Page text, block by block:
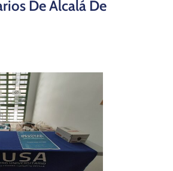
De Alcalá De